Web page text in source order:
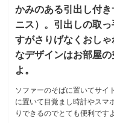
かみのある引出し付
ニス）。引出しの取
すがさりげなくおし
なデザインはお部屋
よ。
ソファーのそばに置いてサイ
に置いて目覚まし時計やスマ
りできるのでとても便利です